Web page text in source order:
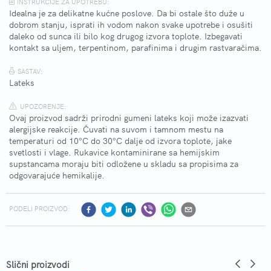
Idealna je za delikatne kućne poslove. Da bi ostale što duže u
dobrom stanju, isprati ih vodom nakon svake upotrebe i osušiti
daleko od sunca ili bilo kog drugog izvora toplote. Izbegavati
kontakt sa uljem, terpentinom, parafinima i drugim rastvaračima.
SASTAV:
Lateks
UPOZORENJE:
Ovaj proizvod sadrži prirodni gumeni lateks koji može izazvati
alergijske reakcije. Čuvati na suvom i tamnom mestu na
temperaturi od 10°C do 30°C dalje od izvora toplote, jake
svetlosti i vlage. Rukavice kontaminirane sa hemijskim
supstancama moraju biti odložene u skladu sa propisima za
odgovarajuće hemikalije.
PODELI PROIZVOD:
Slični proizvodi